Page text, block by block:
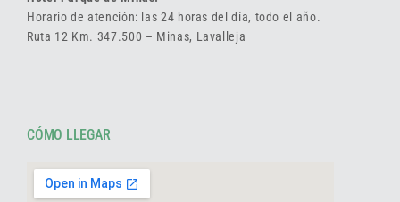
Horario de atención: las 24 horas del día, todo el año.
Ruta 12 Km. 347.500 – Minas, Lavalleja
CÓMO LLEGAR